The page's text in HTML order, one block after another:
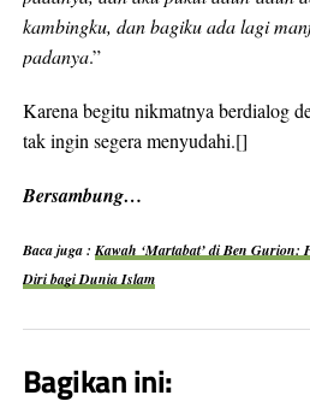
kambingku, dan bagiku ada lagi
padanya.”
Karena begitu nikmatnya berdialog
tak ingin segera menyudahi.[]
Bersambung…
Baca juga : Kawah ‘Martabat’ di Ben Gurion:
Diri bagi Dunia Islam
Bagikan ini: